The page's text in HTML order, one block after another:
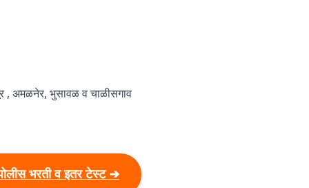
, अमळनेर, भुसावळ व चाळीसगाव
भरती व इतर टेस्ट ➔